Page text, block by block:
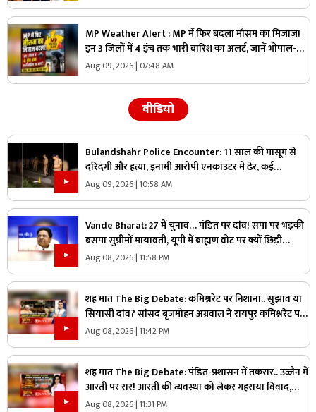
MP Weather Alert : MP में फिर बदला मौसम का मिजाज!
इन 3 जिलों में 4 इंच तक भारी बारिश का अलर्ट, जानें भोपाल-
इंदौर का हाल
Aug 09, 2026 | 07:48 AM
वीडियो
Bulandshahr Police Encounter: 11 साल की मासूम से
दरिंदगी और हत्या, इनामी आरोपी एनकाउंटर में ढेर, कई
पुलिसकर्मी भी घायल
Aug 09, 2026 | 10:58 AM
Vande Bharat: 27 में चुनाव… पंडित पर दांव! सपा पर भड़की
बसपा सुप्रीमों मायावती, यूपी में ब्राह्मण वोट पर क्यों छिड़ी
महाभारत?
Aug 08, 2026 | 11:58 PM
शह मात The Big Debate: कमिश्नरेट पर निशाना.. सुझाव या
सियासी दांव? सांसद बृजमोहन अग्रवाल ने रायपुर कमिश्नरेट पर
उठाए सवाल, क्या वाकई में सिस्टम में सुधार की है जरूरत
Aug 08, 2026 | 11:42 PM
शह मात The Big Debate: पंडित-प्रशासन में तकरार.. उज्जैन में
आरती पर रार! आरती की व्यवस्था को लेकर गहराया विवाद,
आरती के अधिकार को लेकर क्यों उग्र हुए पंडित?
Aug 08, 2026 | 11:31 PM